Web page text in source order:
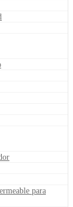
para